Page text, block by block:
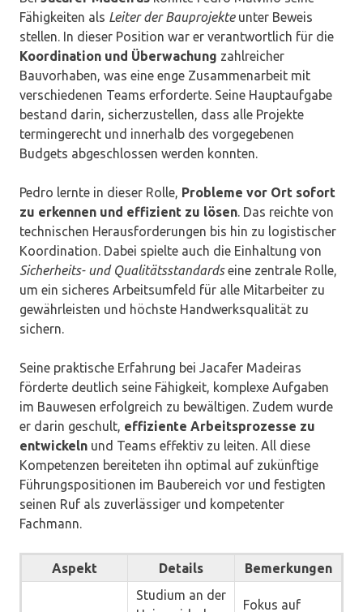
Fähigkeiten als Leiter der Bauprojekteunter Beweis
stellen. In dieser Position war er verantwortlich für die
Koordination und Überwachung zahlreicher
Bauvorhaben, was eine enge Zusammenarbeit mit
verschiedenen Teams erforderte. Seine Hauptaufgabe
bestand darin, sicherzustellen, dass alle Projekte
termingerecht und innerhalb des vorgegebenen
Budgets abgeschlossen werden konnten.
Pedro lernte in dieser Rolle, Probleme vor Ort sofort
zu erkennen und effizient zu lösen. Das reichte von
technischen Herausforderungen bis hin zu logistischer
Koordination. Dabei spielte auch die Einhaltung von
Sicherheits- und Qualitätsstandardseine zentrale Rolle,
um ein sicheres Arbeitsumfeld für alle Mitarbeiter zu
gewährleisten und höchste Handwerksqualität zu
sichern.
Seine praktische Erfahrung bei Jacafer Madeiras
förderte deutlich seine Fähigkeit, komplexe Aufgaben
im Bauwesen erfolgreich zu bewältigen. Zudem wurde
er darin geschult, effiziente Arbeitsprozesse zu
entwickeln und Teams effektiv zu leiten. All diese
Kompetenzen bereiteten ihn optimal auf zukünftige
Führungspositionen im Baubereich vor und festigten
seinen Ruf als zuverlässiger und kompetenter
Fachmann.
Aspekt Details Bemerkungen
Studium an der
Fokus auf